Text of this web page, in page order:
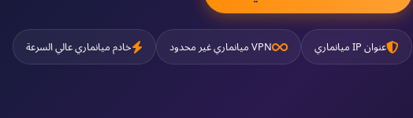
عنوان IP ميانماري VPN ميانماري غير محدود خادم ميانماري عالي السرعة